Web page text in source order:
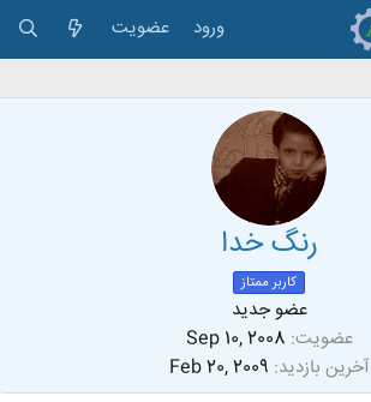
ورود عضویت
رنگ خدا
کاربر ممتاز
عضو جدید
عضویت Sep 10, 2008
آخرین بازدید Feb 20, 2009